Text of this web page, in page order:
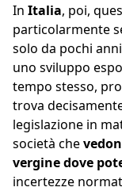
In Italia, poi,
particolarmente
solo da pochi
uno sviluppo
tempo stesso,
trova
legislazione in
società che
vergine dove
incertezze